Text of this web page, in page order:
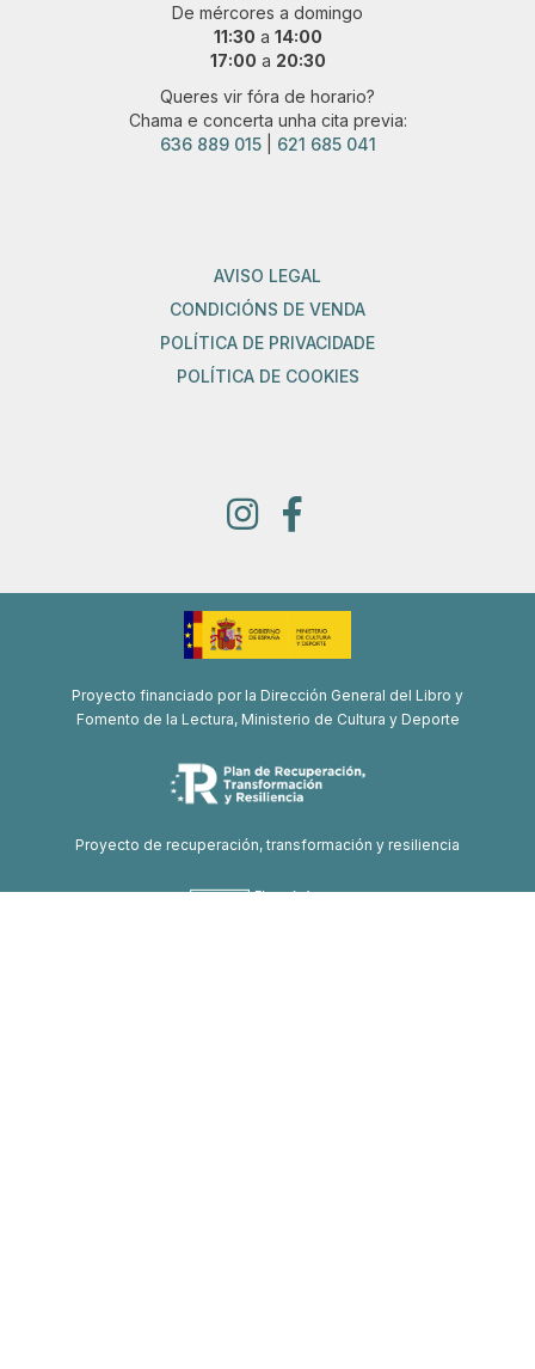
De mércores a domingo
11:30 a 14:00
17:00 a 20:30
Queres vir fóra de horario?
Chama e concerta unha cita previa:
636 889 015| 621 685 041
AVISO LEGAL
CONDICIÓNS DE VENDA
POLÍTICA DE PRIVACIDADE
POLÍTICA DE COOKIES
Proyecto financiado por la Dirección General del Libro y
Fomento de la Lectura, Ministerio de Cultura y Deporte
Proyecto de recuperación, transformación y resiliencia